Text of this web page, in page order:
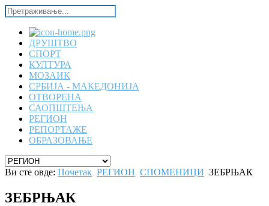
ДРУШТВО
СПОРТ
КУЛТУРА
МОЗАИК
СРБИЈА - МАКЕДОНИЈА
ОТВОРЕНА
САОПШТЕЊА
РЕГИОН
РЕПОРТАЖЕ
ОБРАЗОВАЊЕ
Ви сте овде: Почетак РЕГИОН СПОМЕНИЦИ ЗЕБРЊАК
ЗЕБРЊАК